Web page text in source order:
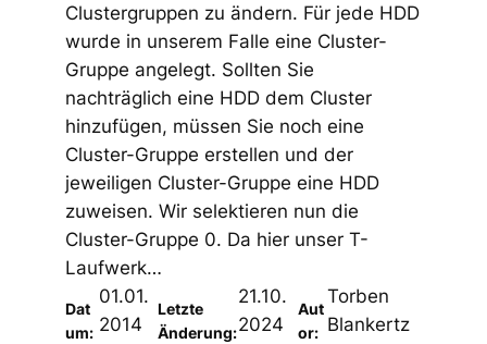
Clustergruppen zu ändern. Für jede HDD
wurde in unserem Falle eine Cluster-
Gruppe angelegt. Sollten Sie
nachträglich eine HDD dem Cluster
hinzufügen, müssen Sie noch eine
Cluster-Gruppe erstellen und der
jeweiligen Cluster-Gruppe eine HDD
zuweisen. Wir selektieren nun die
Cluster-Gruppe 0. Da hier unser T-
Laufwerk…
Dat
um:
01.01.
2014
Letzte
Änderung:
21.10.
2024
Aut
or:
Torben
Blankertz